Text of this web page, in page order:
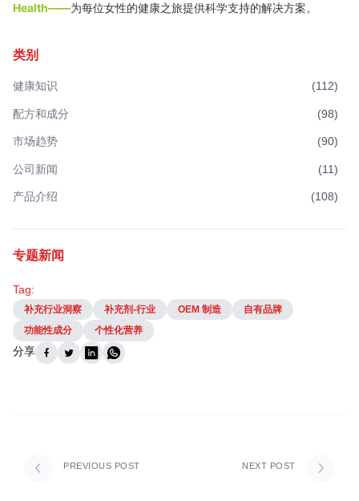
Health——为每位女性的健康之旅提供科学支持的解决方案。
类别
健康知识 (112)
配方和成分 (98)
市场趋势 (90)
公司新闻 (11)
产品介绍 (108)
专题新闻
Tag:
补充行业洞察 补充剂-行业 OEM 制造
自有品牌
功能性成分
个性化营养
分享
PREVIOUS POST NEXT POST